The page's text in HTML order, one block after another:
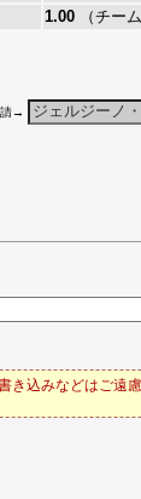
1.00 （チー
請→
き込みなどはご遠